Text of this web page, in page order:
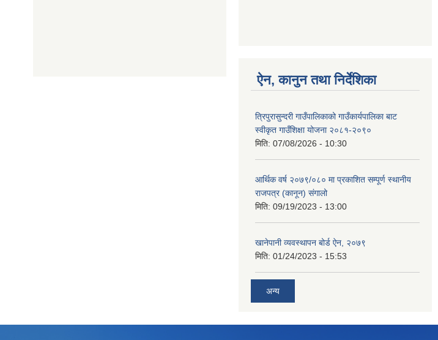
ऐन, कानुन तथा निर्देशिका
त्रिपुरासुन्दरी गाउँपालिकाको गाउँकार्यपालिका बाट
स्वीकृत गाउँशिक्षा योजना २०८१-२०९०
मिति: 07/08/2026 - 10:30
आर्थिक वर्ष २०७९/०८० मा प्रकाशित सम्पूर्ण स्थानीय
राजपत्र (कानून) संगालो
मिति: 09/19/2023 - 13:00
खानेपानी व्यवस्थापन बोर्ड ऐन, २०७९
मिति: 01/24/2023 - 15:53
अन्य